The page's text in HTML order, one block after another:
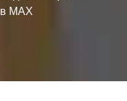
в MAX